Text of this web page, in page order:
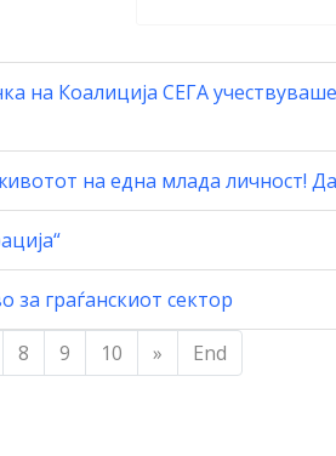
на Коалиција СЕГА
на една млада личност!
граѓанскиот сектор
8 9 10 » End